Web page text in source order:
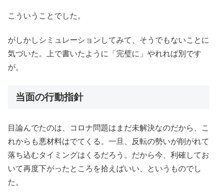
こういうことでした。
がしかしシミュレーションしてみて、そうでもないことに
気づいた。上で書いたように「完璧に」やれれば別です
が。
当面の行動指針
目論んでたのは、コロナ問題はまだ未解決なのだから、こ
れからも悪材料はでてくる。一旦、反転の勢いが削がれて
落ち込むタイミングはくるだろう。だから今、利確してお
いて再度下がったところを拾えばいい、というものでし
た。